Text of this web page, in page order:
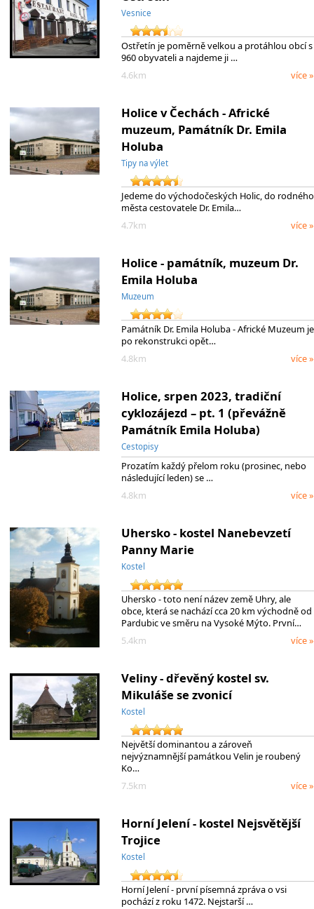
Vesnice
Ostřetín je poměrně velkou a protáhlou obcí s
960 obyvateli a najdeme ji …
4.6km
více »
Holice v Čechách - Africké
muzeum, Památník Dr. Emila
Holuba
Tipy na výlet
Jedeme do východočeských Holic, do rodného
města cestovatele Dr. Emila…
4.7km
více »
Holice - památník, muzeum Dr.
Emila Holuba
Muzeum
Památník Dr. Emila Holuba - Africké Muzeum je
po rekonstrukci opět…
4.8km
více »
Holice, srpen 2023, tradiční
cyklozájezd – pt. 1 (převážně
Památník Emila Holuba)
Cestopisy
Prozatím každý přelom roku (prosinec, nebo
následující leden) se …
4.8km
více »
Uhersko - kostel Nanebevzetí
Panny Marie
Kostel
Uhersko - toto není název země Uhry, ale
obce, která se nachází cca 20 km východně od
Pardubic ve směru na Vysoké Mýto. První…
5.4km
více »
Veliny - dřevěný kostel sv.
Mikuláše se zvonicí
Kostel
Největší dominantou a zároveň
nejvýznamnější památkou Velin je roubený
Ko…
7.5km
více »
Horní Jelení - kostel Nejsvětější
Trojice
Kostel
Horní Jelení - první písemná zpráva o vsi
pochází z roku 1472. Nejstarší …